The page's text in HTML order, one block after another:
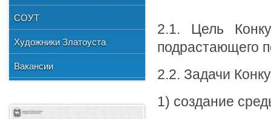
2.1. Цель
подрастающего
2.2. Задачи
1) создание
Документы
Сведения о доходах
Формы документов
СОУТ
Художники Златоуста
Вакансии